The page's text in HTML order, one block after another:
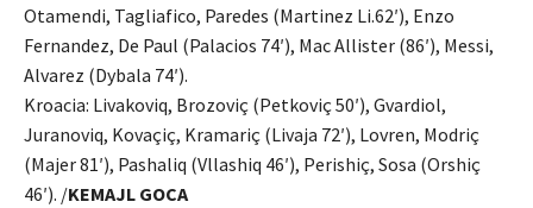
Otamendi, Tagliafico, Paredes (Martinez Li.62′), Enzo
Fernandez, De Paul (Palacios 74′), Mac Allister (86′), Messi,
Alvarez (Dybala 74′).
Kroacia: Livakoviq, Brozoviç (Petkoviç 50′), Gvardiol,
Juranoviq, Kovaçiç, Kramariç (Livaja 72′), Lovren, Modriç
(Majer 81′), Pashaliq (Vllashiq 46′), Perishiç, Sosa (Orshiç
46′). /KEMAJL GOCA